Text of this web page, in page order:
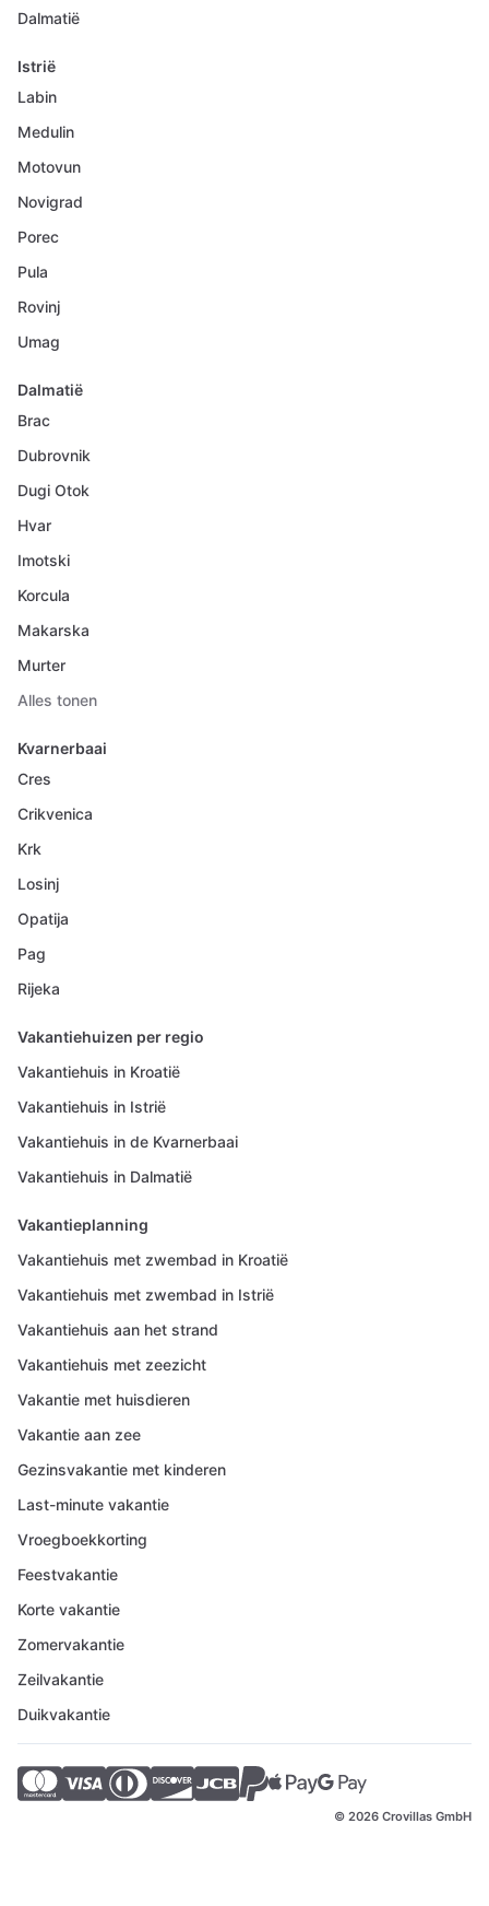
Dalmatië
Istrië
Labin
Medulin
Motovun
Novigrad
Porec
Pula
Rovinj
Umag
Dalmatië
Brac
Dubrovnik
Dugi Otok
Hvar
Imotski
Korcula
Makarska
Murter
Alles tonen
Kvarnerbaai
Cres
Crikvenica
Krk
Losinj
Opatija
Pag
Rijeka
Vakantiehuizen per regio
Vakantiehuis in Kroatië
Vakantiehuis in Istrië
Vakantiehuis in de Kvarnerbaai
Vakantiehuis in Dalmatië
Vakantieplanning
Vakantiehuis met zwembad in Kroatië
Vakantiehuis met zwembad in Istrië
Vakantiehuis aan het strand
Vakantiehuis met zeezicht
Vakantie met huisdieren
Vakantie aan zee
Gezinsvakantie met kinderen
Last-minute vakantie
Vroegboekkorting
Feestvakantie
Korte vakantie
Zomervakantie
Zeilvakantie
Duikvakantie
© 2026 Crovillas GmbH